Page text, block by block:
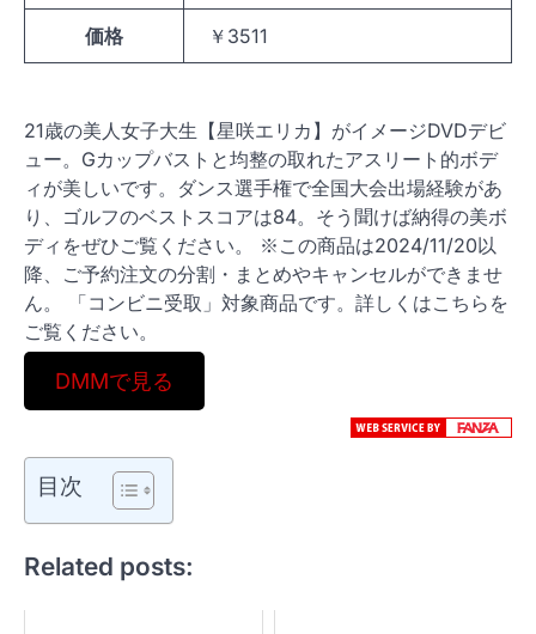
価格 ￥3511
21歳の美人女子大生【星咲エリカ】がイメージDVDデビ
ュー。Gカップバストと均整の取れたアスリート的ボデ
ィが美しいです。ダンス選手権で全国大会出場経験があ
り、ゴルフのベストスコアは84。そう聞けば納得の美ボ
ディをぜひご覧ください。 ※この商品は2024/11/20以
降、ご予約注文の分割・まとめやキャンセルができませ
ん。 「コンビニ受取」対象商品です。詳しくはこちらを
ご覧ください。
DMMで見る
目次
Related posts: